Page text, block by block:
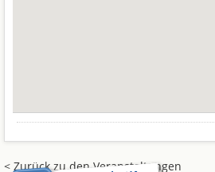
< Zurück zu den Veranstaltungen